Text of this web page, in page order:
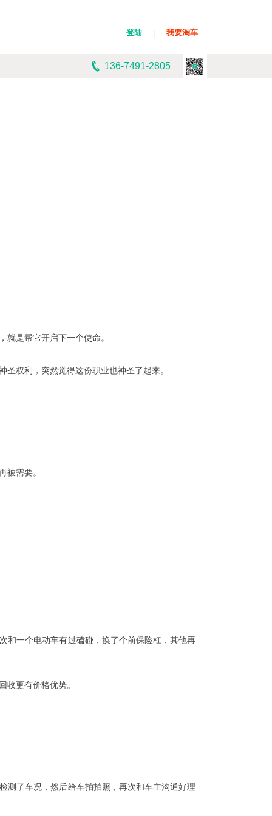
我要淘车
|
登陆
136-7491-2805
是帮它开启下一个使命。
权利，突然觉得这份职业也神圣了起来。
被需要。
和一个电动车有过磕碰，换了个前保险杠，其他再
收更有价格优势。
测了车况，然后给车拍拍照，再次和车主沟通好理